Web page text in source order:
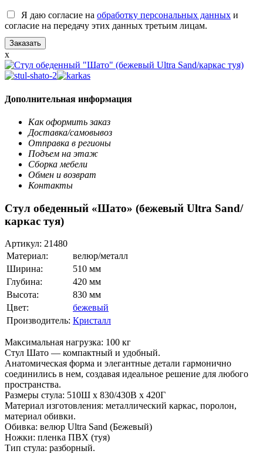
Я даю согласие на обработку персональных данных и
согласие на передачу этих данных третьим лицам.
x
Дополнительная информация
Как оформить заказ
Доставка/самовывоз
Отправка в регионы
Подъем на этаж
Сборка мебели
Обмен и возврат
Контакты
Стул обеденный «Шато» (бежевый Ultra Sand/
каркас туя)
Артикул: 21480
Материал:
велюр/металл
Ширина:
510 мм
Глубина:
420 мм
Высота:
830 мм
Цвет:
бежевый
Производитель: Кристалл
Максимальная нагрузка: 100 кг
Стул Шато — компактный и удобный.
Анатомическая форма и элегантные детали гармонично
соединились в нем, создавая идеальное решение для любого
пространства.
Размеры стула: 510Ш х 830/430В х 420Г
Материал изготовления: металлический каркас, поролон,
материал обивки.
Обивка: велюр Ultra Sand (Бежевый)
Ножки: пленка ПВХ (туя)
Тип стула: разборный.